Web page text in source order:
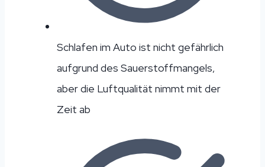
Schlafen im Auto ist nicht gefährlich
aufgrund des Sauerstoffmangels,
aber die Luftqualität nimmt mit der
Zeit ab